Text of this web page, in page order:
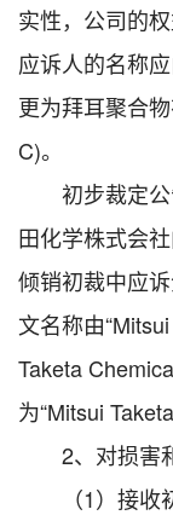
实性，公司的
应诉人的名称
更为拜耳聚合
C)。
初步裁定公
田化学株式会
倾销初裁中应
文名称由
Taketa
为“Mitsui
2、对损害
（1）接收